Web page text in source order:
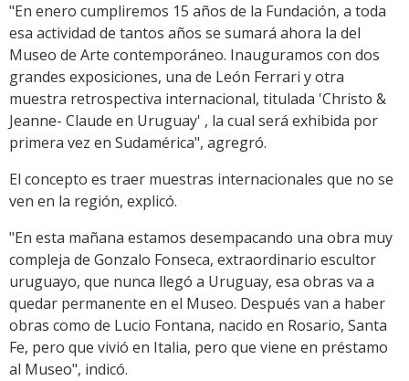
"En enero cumpliremos 15 años de la Fundación, a toda
esa actividad de tantos años se sumará ahora la del
Museo de Arte contemporáneo. Inauguramos con dos
grandes exposiciones, una de León Ferrari y otra
muestra retrospectiva internacional, titulada 'Christo &
Jeanne- Claude en Uruguay' , la cual será exhibida por
primera vez en Sudamérica", agregró.
El concepto es traer muestras internacionales que no se
ven en la región, explicó.
"En esta mañana estamos desempacando una obra muy
compleja de Gonzalo Fonseca, extraordinario escultor
uruguayo, que nunca llegó a Uruguay, esa obras va a
quedar permanente en el Museo. Después van a haber
obras como de Lucio Fontana, nacido en Rosario, Santa
Fe, pero que vivió en Italia, pero que viene en préstamo
al Museo", indicó.